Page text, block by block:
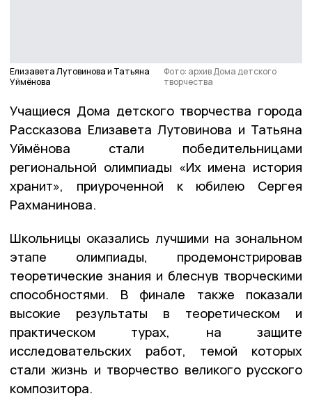
Елизавета Лутовинова и Татьяна
Уймёнова
Фото: архив Дома детского
творчества
Учащиеся Дома детского творчества города
Рассказова Елизавета Лутовинова и Татьяна
Уймёнова стали победительницами
региональной олимпиады «Их имена история
хранит», приуроченной к юбилею Сергея
Рахманинова.
Школьницы оказались лучшими на зональном
этапе олимпиады, продемонстрировав
теоретические знания и блеснув творческими
способностями. В финале также показали
высокие результаты в теоретическом и
практическом турах, на защите
исследовательских работ, темой которых
стали жизнь и творчество великого русского
композитора.